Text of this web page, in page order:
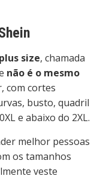
plus size, chamada
não é o mesmo
com cortes
busto, quadril
e abaixo do 2XL.
melhor pessoas
os tamanhos
veste